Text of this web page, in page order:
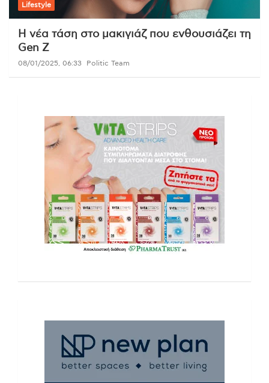
Lifestyle
Η νέα τάση στο μακιγιάζ που ενθουσιάζει τη
Gen Z
08/01/2025, 06:33 Politic Team